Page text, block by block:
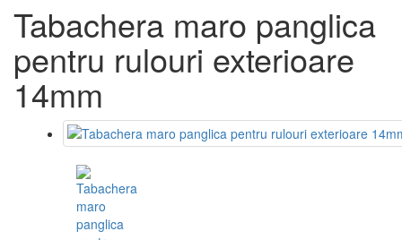
Tabachera maro panglica
pentru rulouri exterioare
14mm